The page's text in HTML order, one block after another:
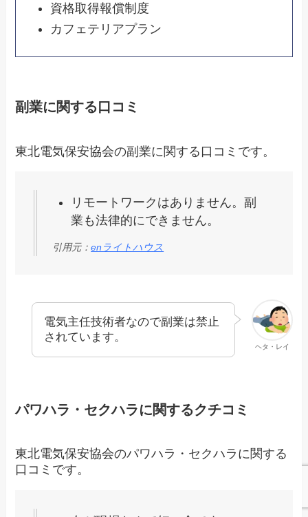
資格取得報償制度
カフェテリアプラン
副業に関する口コミ
東北電気保安協会の副業に関する口コミです。
リモートワークはありません。副
業も法律的にできません。
引用元：enライトハウス
ヘタ・レイ
電気主任技術者なので副業は禁止
されています。
パワハラ・セクハラに関するクチコミ
東北電気保安協会のパワハラ・セクハラに関する
口コミです。